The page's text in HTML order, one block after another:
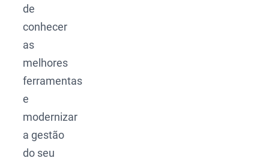
de
conhecer
as
melhores
ferramentas
e
modernizar
a gestão
do seu